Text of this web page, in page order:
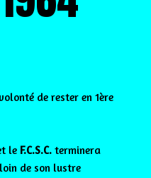
de rester en 1ère
le F.C.S.C. terminera
de son lustre